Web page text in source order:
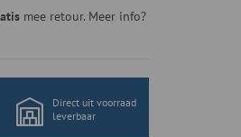
mee retour. Meer info?
Direct uit voorraad
leverbaar